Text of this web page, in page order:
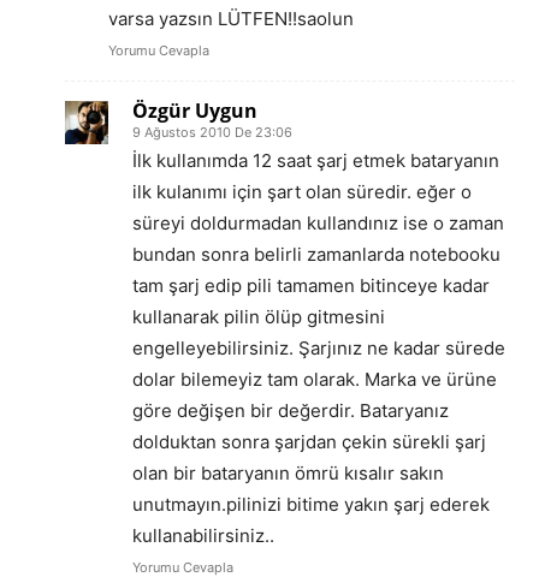
varsa yazsın LÜTFEN!!saolun
Yorumu Cevapla
Özgür Uygun
9 Ağustos 2010 De 23:06
İlk kullanımda 12 saat şarj etmek bataryanın
ilk kulanımı için şart olan süredir. eğer o
süreyi doldurmadan kullandınız ise o zaman
bundan sonra belirli zamanlarda notebooku
tam şarj edip pili tamamen bitinceye kadar
kullanarak pilin ölüp gitmesini
engelleyebilirsiniz. Şarjınız ne kadar sürede
dolar bilemeyiz tam olarak. Marka ve ürüne
göre değişen bir değerdir. Bataryanız
dolduktan sonra şarjdan çekin sürekli şarj
olan bir bataryanın ömrü kısalır sakın
unutmayın.pilinizi bitime yakın şarj ederek
kullanabilirsiniz..
Yorumu Cevapla